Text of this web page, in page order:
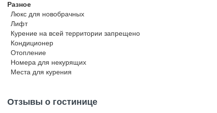
Разное
Люкс для новобрачных
Лифт
Курение на всей территории запрещено
Кондиционер
Отопление
Номера для некурящих
Места для курения
Отзывы о гостинице